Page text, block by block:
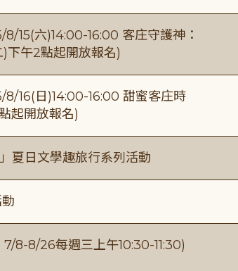
8/15(六)14:00-16:00 客庄守護神：
下午2點起開放報名)
8/16(日)14:00-16:00 甜蜜客庄時
起開放報名)
夏日文學趣旅行系列活動
7/8-8/26每週三上午10:30-11:30)